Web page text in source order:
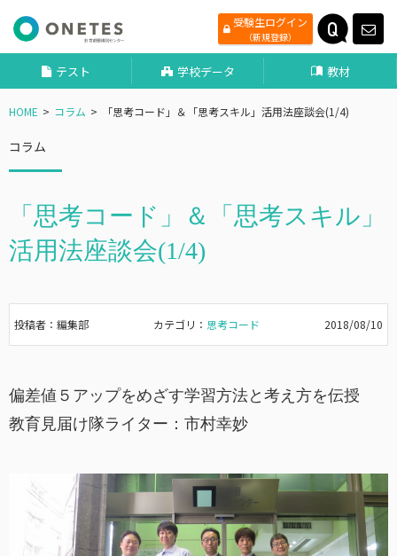
受験生ログイン
（新規登録）
テスト 学校データ 教材
HOME コラム 「思考コード」＆「思考スキル」活用法座談会(1/4)
コラム
「思考コード」＆「思考スキル」
活用法座談会(1/4)
投稿者：編集部 カテゴリ： 思考コード 2018/08/10
偏差値５アップをめざす学習方法と考え方を伝授
教育見届け隊ライター：市村幸妙